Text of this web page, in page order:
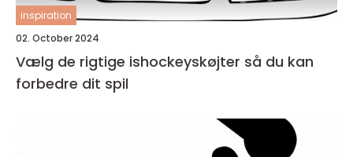
inspiration
02. October 2024
Vælg de rigtige ishockeyskøjter så du kan
forbedre dit spil